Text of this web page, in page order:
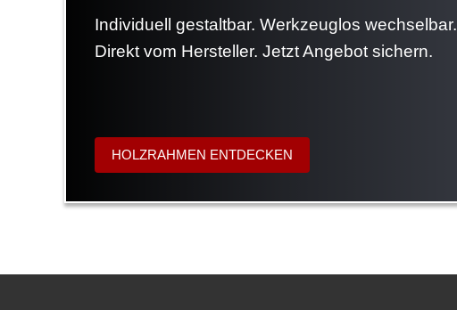
Individuell gestaltbar. Werkzeuglos wechselbar.
Direkt vom Hersteller. Jetzt Angebot sichern.
HOLZRAHMEN ENTDECKEN